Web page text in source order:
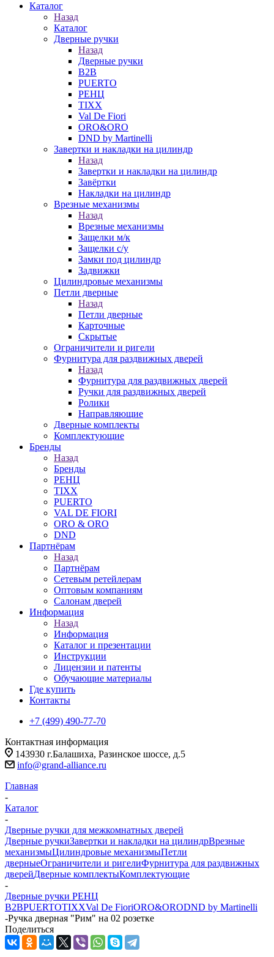
Каталог
Назад
Каталог
Дверные ручки
Назад
Дверные ручки
B2B
PUERTO
РЕНЦ
TIXX
Val De Fiori
ORO&ORO
DND by Martinelli
Завертки и накладки на цилиндр
Назад
Завертки и накладки на цилиндр
Завёртки
Накладки на цилиндр
Врезные механизмы
Назад
Врезные механизмы
Защелки м/к
Защелки с/у
Замки под цилиндр
Задвижки
Цилиндровые механизмы
Петли дверные
Назад
Петли дверные
Карточные
Скрытые
Ограничители и ригели
Фурнитура для раздвижных дверей
Назад
Фурнитура для раздвижных дверей
Ручки для раздвижных дверей
Ролики
Направляющие
Дверные комплекты
Комплектующие
Бренды
Назад
Бренды
РЕНЦ
TIXX
PUERTO
VAL DE FIORI
ORO & ORO
DND
Партнёрам
Назад
Партнёрам
Сетевым ретейлерам
Оптовым компаниям
Салонам дверей
Информация
Назад
Информация
Каталог и презентации
Инструкции
Лицензии и патенты
Обучающие материалы
Где купить
Контакты
+7 (499) 490-77-70
Контактная информация
143930 г.Балашиха, Разинское шоссе, д.5
info@grand-alliance.ru
Главная
-
Каталог
-
Дверные ручки для межкомнатных дверей
Дверные ручкиЗавертки и накладки на цилиндрВрезные
механизмыЦилиндровые механизмыПетли
дверныеОграничители и ригелиФурнитура для раздвижных
дверейДверные комплектыКомплектующие
-
Дверные ручки РЕНЦ
B2BPUERTOTIXXVal De FioriORO&ORODND by Martinelli
-Ручка дверная "Рим" на 02 розетке
Поделиться